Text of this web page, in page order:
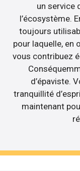
un service
l’écosystème.
toujours
pour laquelle, en
vous contribuez
d’épaviste.
tranquillité
maintenant